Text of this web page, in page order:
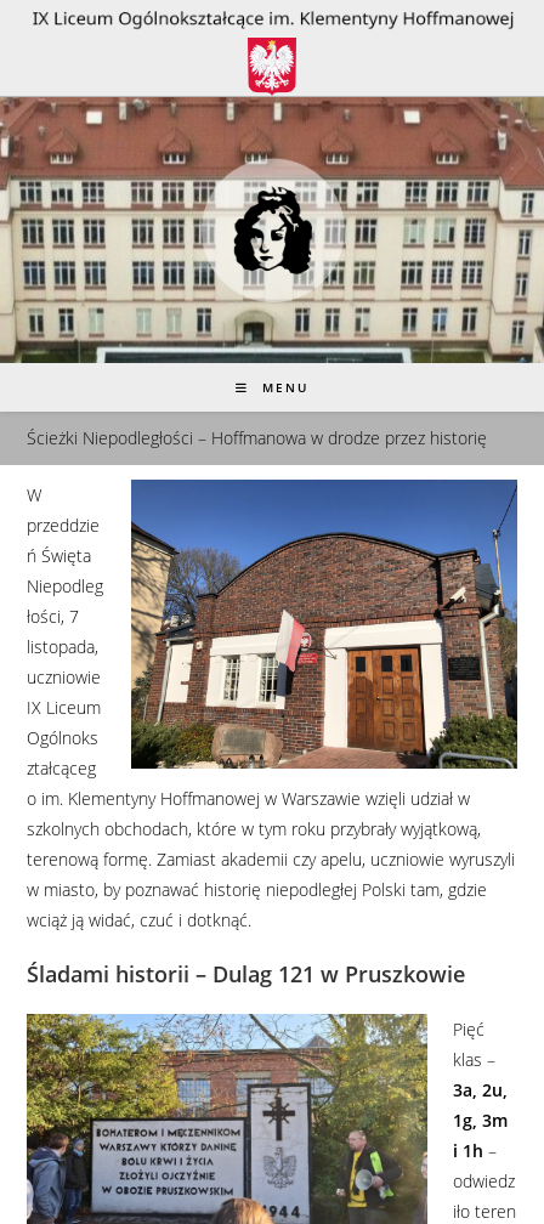
treści
MENU
Ścieżki Niepodległości – Hoffmanowa w drodze przez historię
W
przeddzie
ń Święta
Niepodleg
łości, 7
listopada,
uczniowie
IX Liceum
Ogólnoks
ztałcąceg
o im. Klementyny Hoffmanowej w Warszawie wzięli udział w
szkolnych obchodach, które w tym roku przybrały wyjątkową,
terenową formę. Zamiast akademii czy apelu, uczniowie wyruszyli
w miasto, by poznawać historię niepodległej Polski tam, gdzie
wciąż ją widać, czuć i dotknąć.
Śladami historii – Dulag 121 w Pruszkowie
Pięć
klas –
3a, 2u,
1g, 3m
i 1h –
odwiedz
iło teren